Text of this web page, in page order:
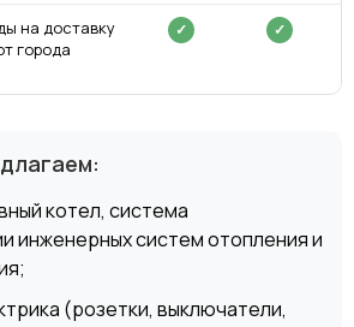
на доставку
города
✓ ✓
котел, система
инженерных систем отопления и
(розетки, выключатели,